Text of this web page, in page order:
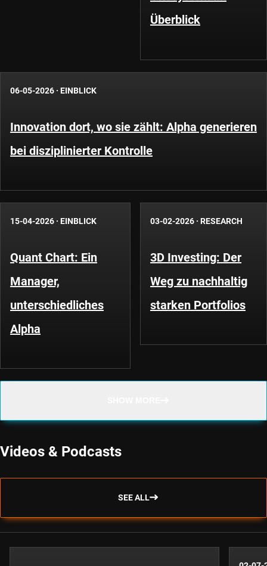
Überblick
06-05-2026 · EINBLICK
Innovation dort, wo sie zählt: Alpha generieren
bei disziplinierter Kontrolle
15-04-2026 · EINBLICK
Quant Chart: Ein
Manager,
unterschiedliches
Alpha
03-02-2026 · RESEARCH
3D Investing: Der
Weg zu nachhaltig
starken Portfolios
Videos & Podcasts
SEE ALL